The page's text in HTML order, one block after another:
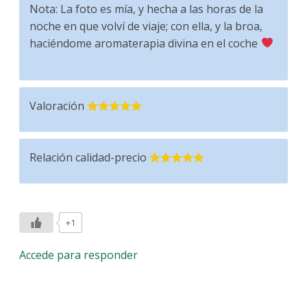
Nota: La foto es mía, y hecha a las horas de la
noche en que volví de viaje; con ella, y la broa,
haciéndome aromaterapia divina en el coche
Valoración
Relación calidad-precio
+1
Accede para responder